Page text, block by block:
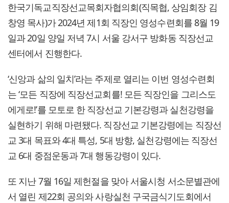
한국기독교직장선교목회자협의회(직목협, 상임회장 김
창영 목사)가 2024년 제1회 직장인 영성수련회를 8월 19
일과 20일 양일 저녁 7시 서울 강서구 방화동 직장선교
센터에서 진행한다.
‘신앙과 삶의 일치’라는 주제로 열리는 이번 영성수련회
는 ‘모든 직장에 직장선교회를! 모든 직장인을 그리스도
에게로!’를 모토로 한 직장선교 기본강령과 실천강령을
실현하기 위해 마련됐다. 직장선교 기본강령에는 직장선
교 3대 목표와 4대 특성, 5대 방향, 실천강령에는 직장선
교 6대 중점운동과 7대 행동강령이 있다.
또 지난 7월 16일 제헌절을 맞아 서울시청 서소문별관에
서 열린 제22회 공의와 사랑실천 구국금식기도회에서